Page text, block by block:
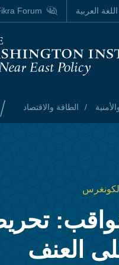
الطاقة والاقتصاد /
اللغة العربية Forum
عواقب:
العنف